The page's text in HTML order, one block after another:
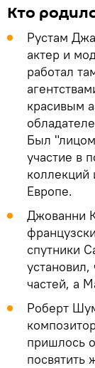
Кто
Рустам
актер и
работал
красивым
Был
участие в
Европе.
Джованни
спутники
установил,
частей, а
Роберт
пришлось
посвятить